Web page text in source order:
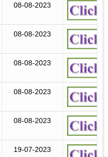
08-08-2023
08-08-2023
08-08-2023
08-08-2023
08-08-2023
19-07-2023